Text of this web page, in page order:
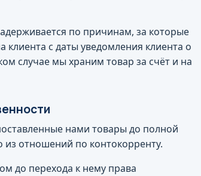
по причинам, за которые
клиента с даты уведомления клиента о
случае мы храним товар за счёт и на
нами товары до полной
отношений по контокорренту.
до перехода к нему права